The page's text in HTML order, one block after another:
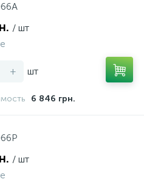
/ шт
+ шт
6 846 грн.
/ шт